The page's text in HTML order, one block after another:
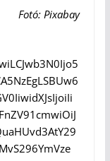
Fotó: Pixabay